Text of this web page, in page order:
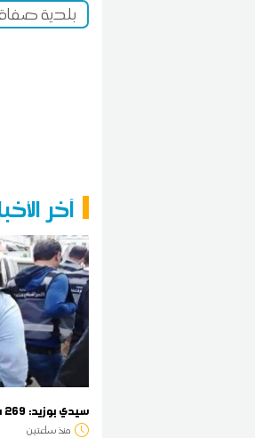
بلدية
آخر
سيدي بوزيد: 269 مخالفة اقتصادية خلال شهر جويلية
منذ ساعتين